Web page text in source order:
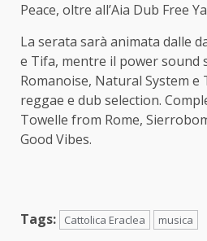
Peace, oltre all’Aia Dub Free
La serata sarà animata dalle
e Tifa, mentre il power sound
Romanoise, Natural System e
reggae e dub selection.
Towelle from Rome,
Good Vibes.
Tags: Cattolica Eraclea musica